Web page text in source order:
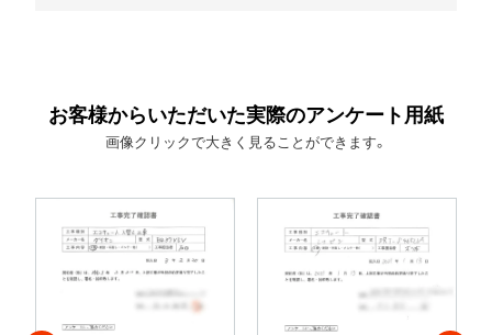
お客様からいただいた実際のアンケート用紙
画像クリックで大きく見ることができます。